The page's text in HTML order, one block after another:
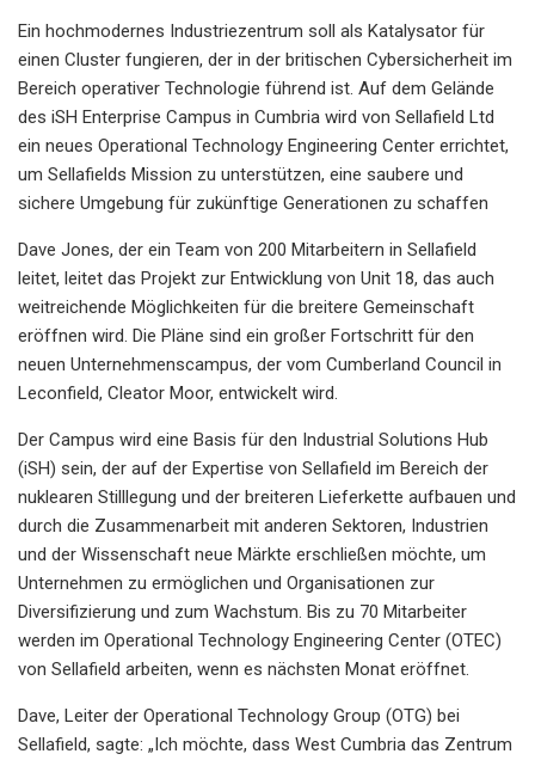
Ein hochmodernes Industriezentrum soll als Katalysator für
einen Cluster fungieren, der in der britischen Cybersicherheit im
Bereich operativer Technologie führend ist. Auf dem Gelände
des iSH Enterprise Campus in Cumbria wird von Sellafield Ltd
ein neues Operational Technology Engineering Center errichtet,
um Sellafields Mission zu unterstützen, eine saubere und
sichere Umgebung für zukünftige Generationen zu schaffen
Dave Jones, der ein Team von 200 Mitarbeitern in Sellafield
leitet, leitet das Projekt zur Entwicklung von Unit 18, das auch
weitreichende Möglichkeiten für die breitere Gemeinschaft
eröffnen wird. Die Pläne sind ein großer Fortschritt für den
neuen Unternehmenscampus, der vom Cumberland Council in
Leconfield, Cleator Moor, entwickelt wird.
Der Campus wird eine Basis für den Industrial Solutions Hub
(iSH) sein, der auf der Expertise von Sellafield im Bereich der
nuklearen Stilllegung und der breiteren Lieferkette aufbauen und
durch die Zusammenarbeit mit anderen Sektoren, Industrien
und der Wissenschaft neue Märkte erschließen möchte, um
Unternehmen zu ermöglichen und Organisationen zur
Diversifizierung und zum Wachstum. Bis zu 70 Mitarbeiter
werden im Operational Technology Engineering Center (OTEC)
von Sellafield arbeiten, wenn es nächsten Monat eröffnet.
Dave, Leiter der Operational Technology Group (OTG) bei
Sellafield, sagte: „Ich möchte, dass West Cumbria das Zentrum